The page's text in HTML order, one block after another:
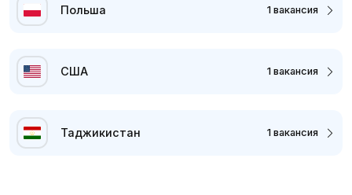
Польша 1 вакансия
США 1 вакансия
Таджикистан 1 вакансия